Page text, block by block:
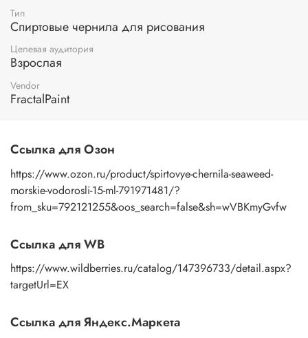
Тип
Спиртовые чернила для рисования
Целевая аудитория
Взрослая
Vendor
FractalPaint
Ссылка для Озон
https://www.ozon.ru/product/spirtovye-chernila-seaweed-
morskie-vodorosli-15-ml-791971481/?
from_sku=792121255&oos_search=false&sh=wVBKmyGvfw
Ссылка для WB
https://www.wildberries.ru/catalog/147396733/detail.aspx?
targetUrl=EX
Ссылка для Яндекс.Маркета